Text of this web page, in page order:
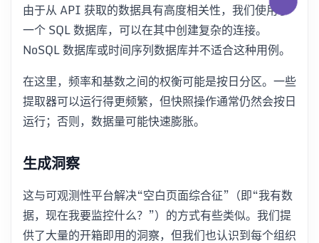
由于从 API 获取的数据具有高度相关性，我们使用了
一个 SQL 数据库，可以在其中创建复杂的连接。
NoSQL 数据库或时间序列数据库并不适合这种用例。
在这里，频率和基数之间的权衡可能是按日分区。一些
提取器可以运行得更频繁，但快照操作通常仍然会按日
运行；否则，数据量可能快速膨胀。
生成洞察
这与可观测性平台解决“空白页面综合征”（即“我有数
据，现在我要监控什么？”）的方式有些类似。我们提
供了大量的开箱即用的洞察，但我们也认识到每个组织